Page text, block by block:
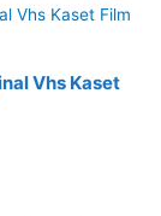
Vhs Kaset